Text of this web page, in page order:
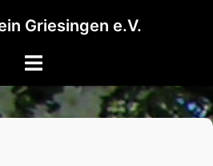
Griesingen e.V.
Menü